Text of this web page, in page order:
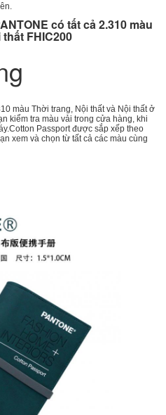
có tất cả 2.310 màu
FHIC200
màu Thời trang, Nội thất và Nội thất ở
kiểm tra màu vải trong cửa hàng, khi
Passport được sắp xếp theo
xem và chọn từ tất cả các màu cùng